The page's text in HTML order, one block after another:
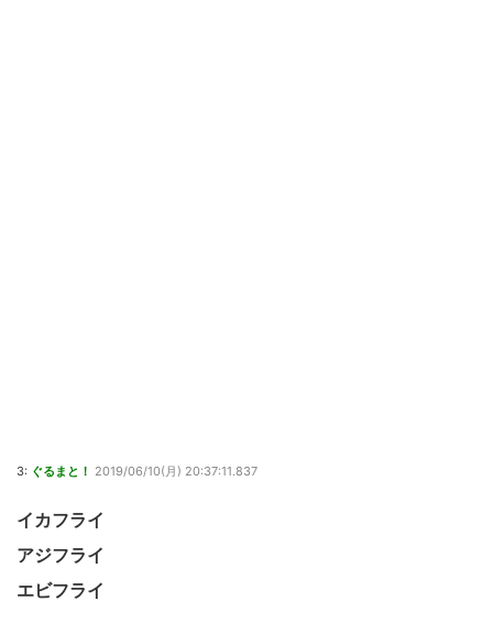
3: ぐるまと！ 2019/06/10(月) 20:37:11.837
イカフライ
アジフライ
エビフライ